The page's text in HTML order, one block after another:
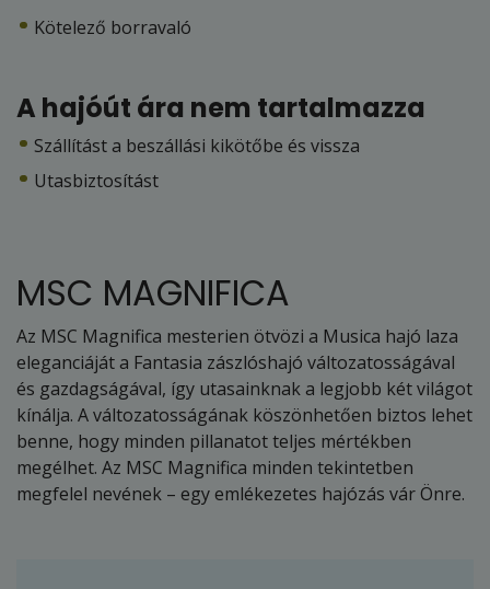
Kötelező borravaló
A hajóút ára nem tartalmazza
Szállítást a beszállási kikötőbe és vissza
Utasbiztosítást
MSC MAGNIFICA
Az MSC Magnifica mesterien ötvözi a Musica hajó laza
eleganciáját a Fantasia zászlóshajó változatosságával
és gazdagságával, így utasainknak a legjobb két világot
kínálja. A változatosságának köszönhetően biztos lehet
benne, hogy minden pillanatot teljes mértékben
megélhet. Az MSC Magnifica minden tekintetben
megfelel nevének – egy emlékezetes hajózás vár Önre.